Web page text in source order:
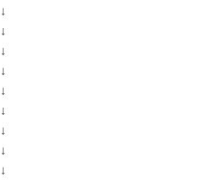
↓
↓
↓
↓
↓
↓
↓
↓
↓